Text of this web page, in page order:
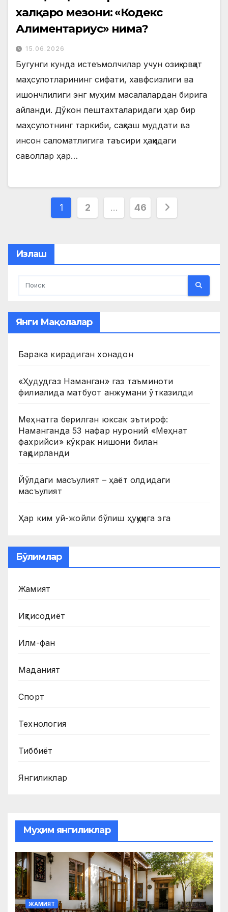
халқаро мезони: «Кодекс
Алиментариус» нима?
15.06.2026
Бугунги кунда истеъмолчилар учун озиқ-овқат
маҳсулотларининг сифати, хавфсизлиги ва
ишончлилиги энг муҳим масалалардан бирига
айланди. Дўкон пештахталаридаги ҳар бир
маҳсулотнинг таркиби, сақлаш муддати ва
инсон саломатлигига таъсири ҳақидаги
саволлар ҳар…
Posts
1 2 … 46
Излаш
Янги Мақолалар
Барака кирадиган хонадон
«Ҳудудгаз Наманган» газ таъминоти
филиалида матбуот анжумани ўтказилди
Меҳнатга берилган юксак эътироф:
Наманганда 53 нафар нуроний «Меҳнат
фахрийси» кўкрак нишони билан
тақдирланди
Йўлдаги масъулият – ҳаёт олдидаги
масъулият
Ҳар ким уй-жойли бўлиш ҳуқуқига эга
Бўлимлар
Жамият
Иқтисодиёт
Илм-фан
Маданият
Спорт
Технология
Тиббиёт
Янгиликлар
Муҳим янгиликлар
ЖАМИЯТ